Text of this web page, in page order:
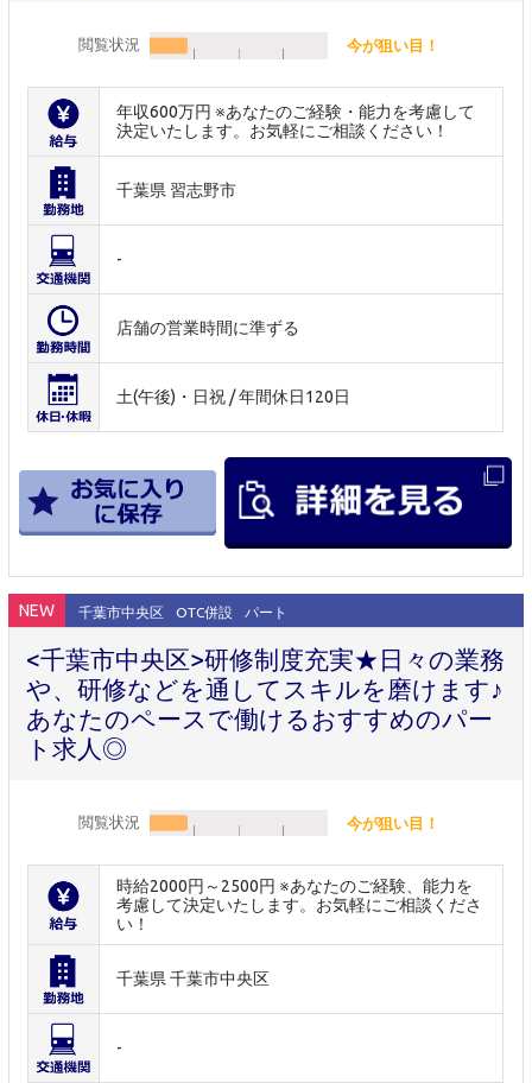
閲覧状況 今が狙い目！
年収600万円 ※あなたのご経験・能力を考慮して
決定いたします。お気軽にご相談ください！
千葉県 習志野市
-
店舗の営業時間に準ずる
土(午後)・日祝 / 年間休日120日
NEW 千葉市中央区 OTC併設 パート
<千葉市中央区>研修制度充実★日々の業務
や、研修などを通してスキルを磨けます♪
あなたのペースで働けるおすすめのパー
ト求人◎
閲覧状況 今が狙い目！
時給2000円～2500円 ※あなたのご経験、能力を
考慮して決定いたします。お気軽にご相談くださ
い！
千葉県 千葉市中央区
-